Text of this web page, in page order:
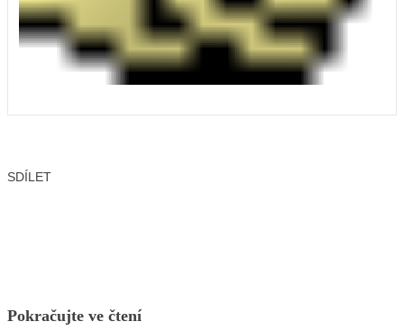
SDÍLET
Pokračujte ve čtení